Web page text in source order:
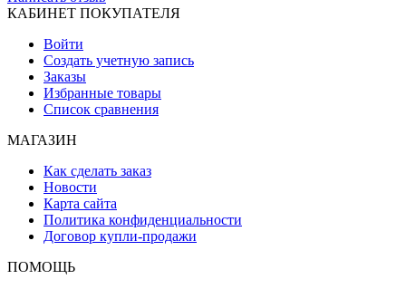
КАБИНЕТ ПОКУПАТЕЛЯ
Войти
Создать учетную запись
Заказы
Избранные товары
Список сравнения
МАГАЗИН
Как сделать заказ
Новости
Карта сайта
Политика конфиденциальности
Договор купли-продажи
ПОМОЩЬ